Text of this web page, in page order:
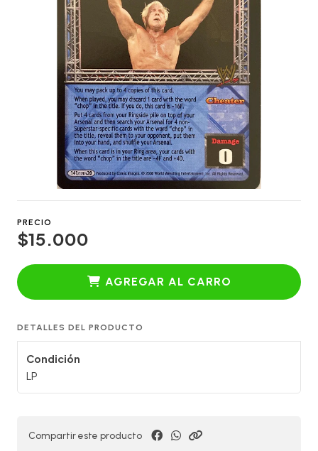
PRECIO
$15.000
AGREGAR AL CARRO
DETALLES DEL PRODUCTO
Condición
LP
Compartir este producto